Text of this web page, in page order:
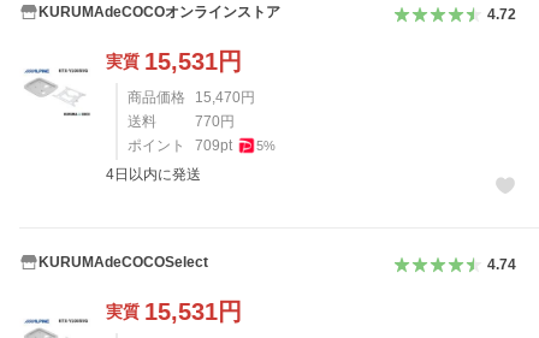
KURUMAdeCOCOオンラインストア 4.72
実質 15,531円
商品価格 15,470 円
送料
770 円
ポイント
709pt 5%
4日以内に発送
KURUMAdeCOCOSelect 4.74
実質 15,531円